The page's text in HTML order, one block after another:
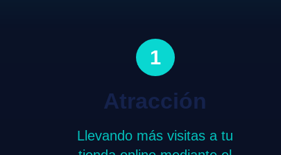
1
Atracción
Llevando más visitas a tu